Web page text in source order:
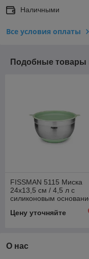
Наличными
Все условия оплаты
Подобные товары
FISSMAN 5115 Миска
24x13,5 см / 4,5 л с
силиконовым
и пластиковой крышкой
(нержавеющая сталь)
Цену уточняйте
О нас